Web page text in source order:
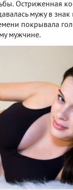
Остриженная
мужу в
покрывала
мужчине.